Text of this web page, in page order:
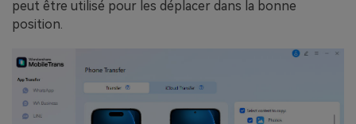
peut être utilisé pour les déplacer dans la bonne
position.